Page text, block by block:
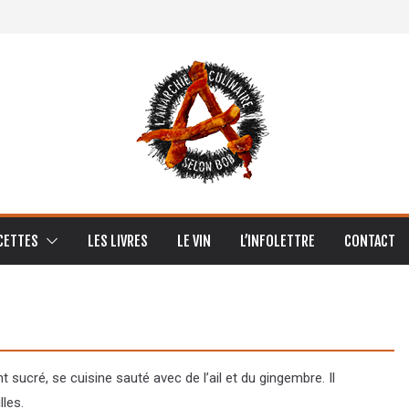
LES LIVRES LE VIN L’INFOLETTRE CONTACT
se cuisine sauté avec de l’ail et du gingembre. Il